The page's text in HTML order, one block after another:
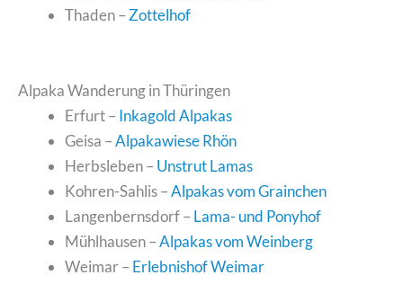
Thaden – Zottelhof
Alpaka Wanderung in Thüringen
Erfurt – Inkagold Alpakas
Geisa –Alpakawiese Rhön
Herbsleben – Unstrut Lamas
Kohren-Sahlis –Alpakas vom Grainchen
Langenbernsdorf – Lama- und Ponyhof
Mühlhausen –Alpakas vom Weinberg
Weimar – Erlebnishof Weimar